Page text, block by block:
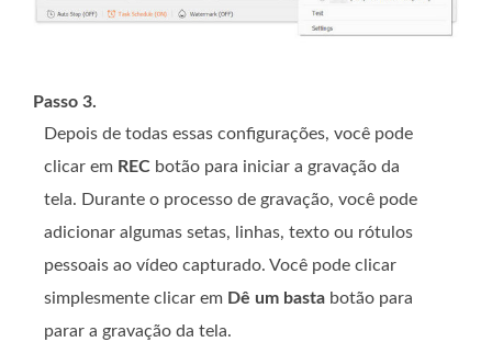
Passo 3.
Depois de todas essas configurações, você pode
clicar em REC botão para iniciar a gravação da
tela. Durante o processo de gravação, você pode
adicionar algumas setas, linhas, texto ou rótulos
pessoais ao vídeo capturado. Você pode clicar
simplesmente clicar em Dê um basta botão para
parar a gravação da tela.